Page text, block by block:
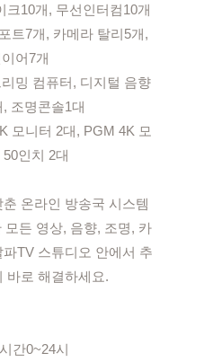
크10개, 무선인터컴10개
트7개, 카메라 탈리5개,
어7개
밍 컴퓨터, 디지털 음향
, 조명콘솔1대
모니터 2대, PGM 4K 모
50인치 2대
온라인 방송국 시스템
모든 영상, 음향, 조명, 카
TV 스튜디오 안에서 추
바로 해결하세요.
간0~24시